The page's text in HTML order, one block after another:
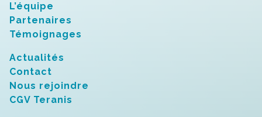
L’équipe
Partenaires
Témoignages
Actualités
Contact
Nous rejoindre
CGV Teranis